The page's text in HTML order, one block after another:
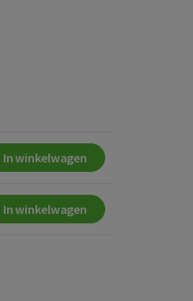
In winkelwagen
In winkelwagen